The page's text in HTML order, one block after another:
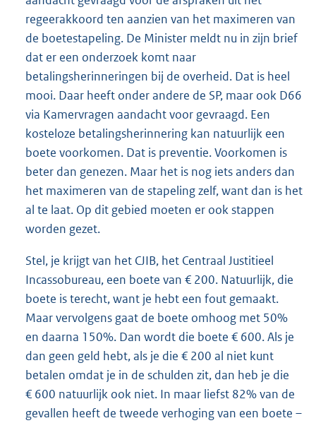
regeerakkoord ten aanzien van het maximeren van
de boetestapeling. De Minister meldt nu in zijn brief
dat er een onderzoek komt naar
betalingsherinneringen bij de overheid. Dat is heel
mooi. Daar heeft onder andere de SP, maar ook D66
via Kamervragen aandacht voor gevraagd. Een
kosteloze betalingsherinnering kan natuurlijk een
boete voorkomen. Dat is preventie. Voorkomen is
beter dan genezen. Maar het is nog iets anders dan
het maximeren van de stapeling zelf, want dan is het
al te laat. Op dit gebied moeten er ook stappen
worden gezet.
Stel, je krijgt van het CJIB, het Centraal Justitieel
Incassobureau, een boete van € 200. Natuurlijk, die
boete is terecht, want je hebt een fout gemaakt.
Maar vervolgens gaat de boete omhoog met 50%
en daarna 150%. Dan wordt die boete € 600. Als je
dan geen geld hebt, als je die € 200 al niet kunt
betalen omdat je in de schulden zit, dan heb je die
€ 600 natuurlijk ook niet. In maar liefst 82% van de
gevallen heeft de tweede verhoging van een boete –